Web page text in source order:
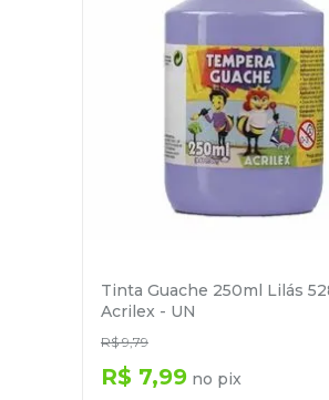
Tinta Guache 250ml Lilás
Acrilex - UN
R$ 9,79
R$ 7,99 no pix